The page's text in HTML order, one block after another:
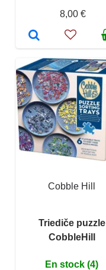
8,00 €
Cobble Hill
Triediče puzzle
CobbleHill
En stock (4)